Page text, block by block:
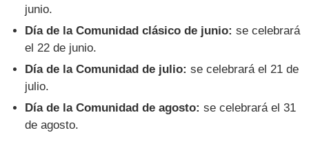
junio.
Día de la Comunidad clásico de junio: se celebrará
el 22 de junio.
Día de la Comunidad de julio: se celebrará el 21 de
julio.
Día de la Comunidad de agosto: se celebrará el 31
de agosto.